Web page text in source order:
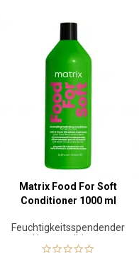
Matrix Food For Soft
Conditioner 1000 ml
Feuchtigkeitsspendender
Haarconditioner